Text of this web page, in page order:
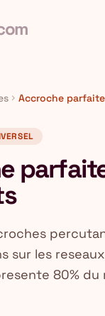
chevron_right Accroche
sur les
80% du